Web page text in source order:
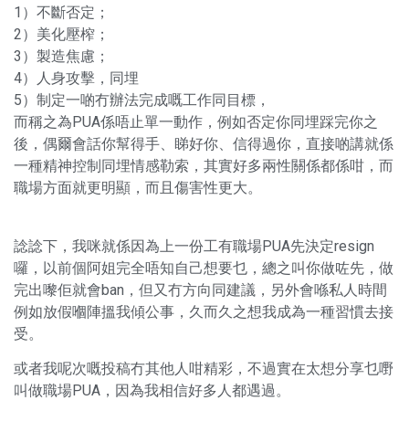
1）不斷否定；
2）美化壓榨；
3）製造焦慮；
4）人身攻擊，同埋
5）制定一啲冇辦法完成嘅工作同目標，
而稱之為PUA係唔止單一動作，例如否定你同埋踩完你之
後，偶爾會話你幫得手、睇好你、信得過你，直接啲講就係
一種精神控制同埋情感勒索，其實好多兩性關係都係咁，而
職場方面就更明顯，而且傷害性更大。
諗諗下，我咪就係因為上一份工有職場PUA先決定resign
囉，以前個阿姐完全唔知自己想要乜，總之叫你做咗先，做
完出嚟佢就會ban，但又冇方向同建議，另外會喺私人時間
例如放假嗰陣搵我傾公事，久而久之想我成為一種習慣去接
受。
或者我呢次嘅投稿冇其他人咁精彩，不過實在太想分享乜嘢
叫做職場PUA，因為我相信好多人都遇過。